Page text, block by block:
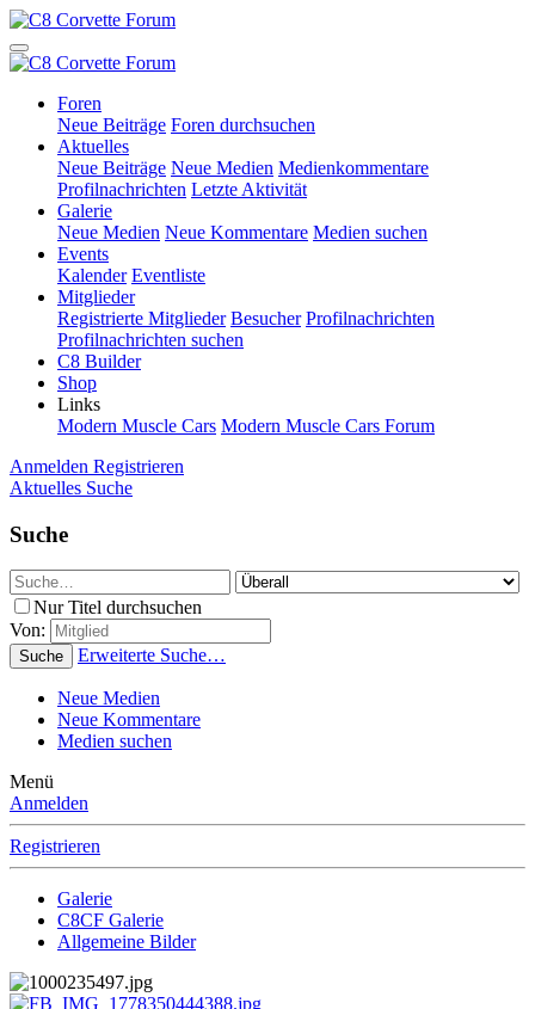
Foren
Neue Beiträge Foren durchsuchen
Aktuelles
Neue Beiträge Neue Medien Medienkommentare
Profilnachrichten Letzte Aktivität
Galerie
Neue Medien Neue Kommentare Medien suchen
Events
Kalender Eventliste
Mitglieder
Registrierte Mitglieder Besucher Profilnachrichten
Profilnachrichten suchen
C8 Builder
Shop
Links
Modern Muscle Cars Modern Muscle Cars Forum
Anmelden Registrieren
Aktuelles Suche
Suche
Nur Titel durchsuchen
Von:
Suche Erweiterte Suche…
Neue Medien
Neue Kommentare
Medien suchen
Menü
Anmelden
Registrieren
Galerie
C8CF Galerie
Allgemeine Bilder